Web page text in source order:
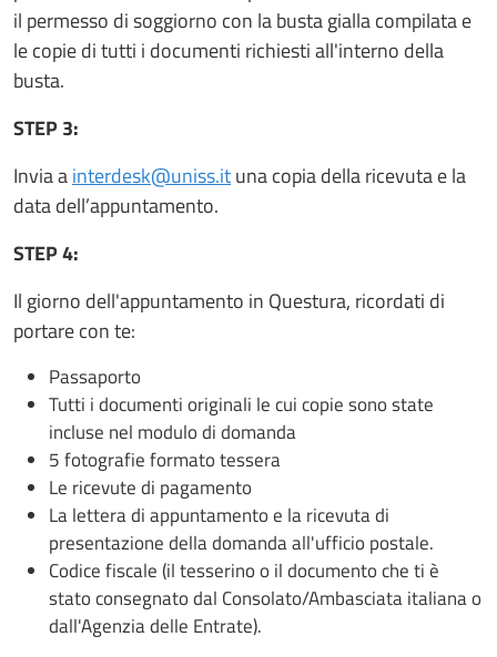
il permesso di soggiorno con la busta gialla compilata e
le copie di tutti i documenti richiesti all'interno della
busta.
STEP 3:
Invia ainterdesk@uniss.ituna copia della ricevuta e la
data dell’appuntamento.
STEP 4:
Il giorno dell'appuntamento in Questura, ricordati di
portare con te:
Passaporto
Tutti i documenti originali le cui copie sono state
incluse nel modulo di domanda
5 fotografie formato tessera
Le ricevute di pagamento
La lettera di appuntamento e la ricevuta di
presentazione della domanda all'ufficio postale.
Codice fiscale (il tesserino o il documento che ti è
stato consegnato dal Consolato/Ambasciata italiana o
dall'Agenzia delle Entrate).